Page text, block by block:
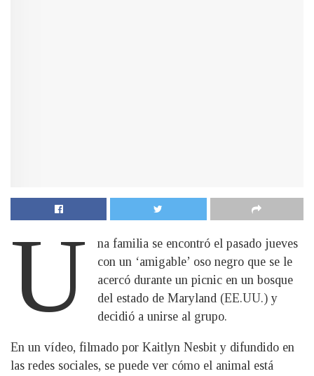
U
na familia se encontró el pasado jueves
con un ‘amigable’ oso negro que se le
acercó durante un picnic en un bosque
del estado de Maryland (EE.UU.) y
decidió a unirse al grupo.
En un vídeo, filmado por Kaitlyn Nesbit y difundido en
las redes sociales, se puede ver cómo el animal está